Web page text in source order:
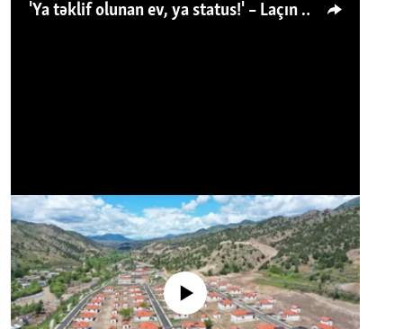
'Ya təklif olunan ev, ya status!' – Laçın köçkünü: 'Laçından başqa heç hara!'
No media source currently available